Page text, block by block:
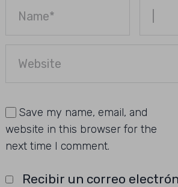
Save my name, email, and
website in this browser for the
next time I comment.
Recibir un correo